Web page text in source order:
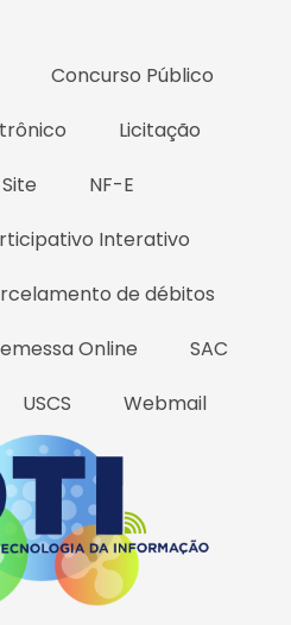
Concurso Público
Licitação
NF-E
Interativo
de débitos
Online
SAC
USCS Webmail